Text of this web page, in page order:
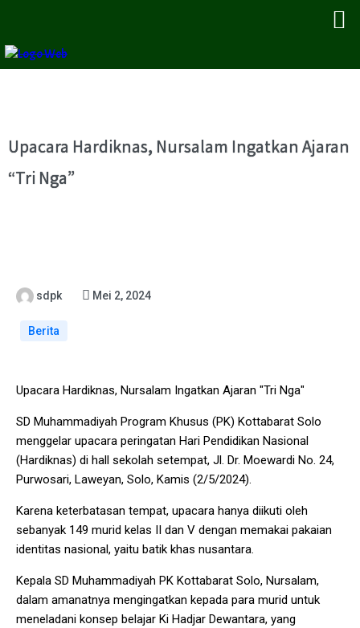
Upacara Hardiknas, Nursalam Ingatkan Ajaran
“Tri Nga”
sdpk Mei 2, 2024
Berita
Upacara Hardiknas, Nursalam Ingatkan Ajaran "Tri Nga"
SD Muhammadiyah Program Khusus (PK) Kottabarat Solo
menggelar upacara peringatan Hari Pendidikan Nasional
(Hardiknas) di hall sekolah setempat, Jl. Dr. Moewardi No. 24,
Purwosari, Laweyan, Solo, Kamis (2/5/2024).
Karena keterbatasan tempat, upacara hanya diikuti oleh
sebanyak 149 murid kelas II dan V dengan memakai pakaian
identitas nasional, yaitu batik khas nusantara.
Kepala SD Muhammadiyah PK Kottabarat Solo, Nursalam,
dalam amanatnya mengingatkan kepada para murid untuk
meneladani konsep belajar Ki Hadjar Dewantara, yang